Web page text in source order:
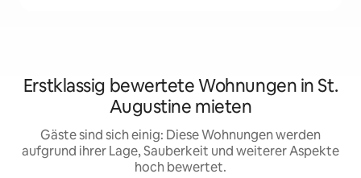
Erstklassig bewertete Wohnungen in St.
Augustine mieten
Gäste sind sich einig: Diese Wohnungen werden
aufgrund ihrer Lage, Sauberkeit und weiterer Aspekte
hoch bewertet.